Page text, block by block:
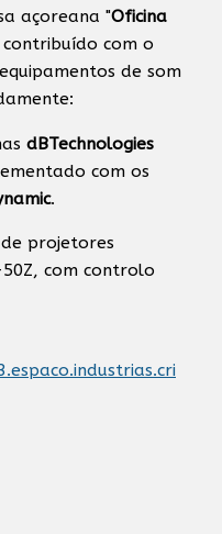
açoreana "Oficina
com o
de som
dBTechnologies
com os
.
projetores
50Z, com controlo